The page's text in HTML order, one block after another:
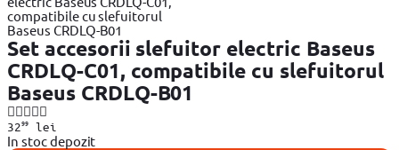
Set accesorii slefuitor electric Baseus
CRDLQ-C01, compatibile cu slefuitorul
Baseus CRDLQ-B01
3299lei
In stoc depozit